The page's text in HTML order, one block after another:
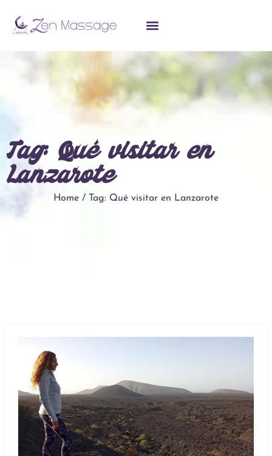
Tag: Qué visitar en
Lanzarote
Home / Tag: Qué visitar en Lanzarote